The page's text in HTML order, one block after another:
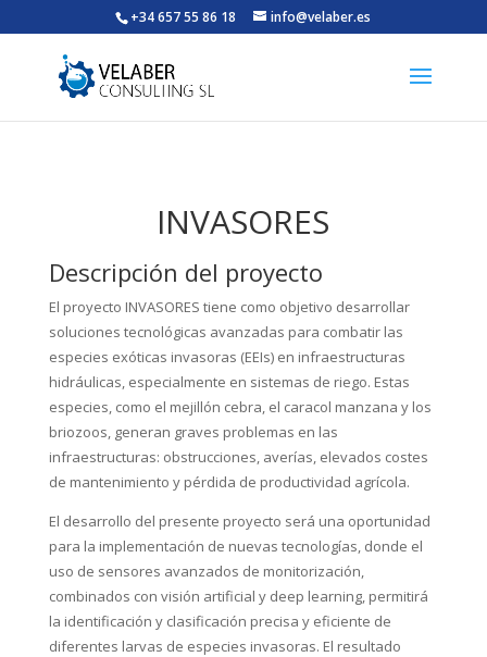
+34 657 55 86 18 info@velaber.es
INVASORES
Descripción del proyecto
El proyecto INVASORES tiene como objetivo desarrollar
soluciones tecnológicas avanzadas para combatir las
especies exóticas invasoras (EEIs) en infraestructuras
hidráulicas, especialmente en sistemas de riego. Estas
especies, como el mejillón cebra, el caracol manzana y los
briozoos, generan graves problemas en las
infraestructuras: obstrucciones, averías, elevados costes
de mantenimiento y pérdida de productividad agrícola.
El desarrollo del presente proyecto será una oportunidad
para la implementación de nuevas tecnologías, donde el
uso de sensores avanzados de monitorización,
combinados con visión artificial y deep learning, permitirá
la identificación y clasificación precisa y eficiente de
diferentes larvas de especies invasoras. El resultado